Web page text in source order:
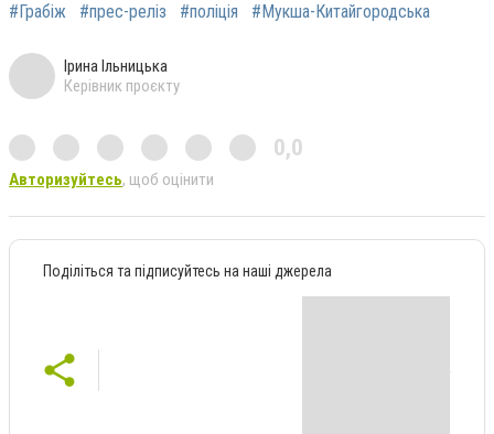
#Грабіж #прес-реліз #поліція #Мукша-Китайгородська
Ірина Ільницька
Керівник проєкту
0,0
Авторизуйтесь, щоб оцінити
Поділіться та підписуйтесь на наші джерела